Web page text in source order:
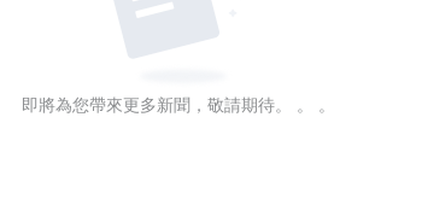
即將為您帶來更多新聞，敬請期待。 。 。